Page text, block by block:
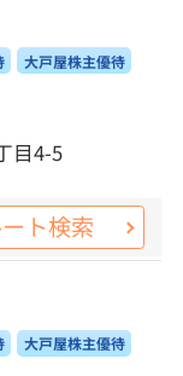
大戸屋株主優待
目4-5
ト検索
大戸屋株主優待